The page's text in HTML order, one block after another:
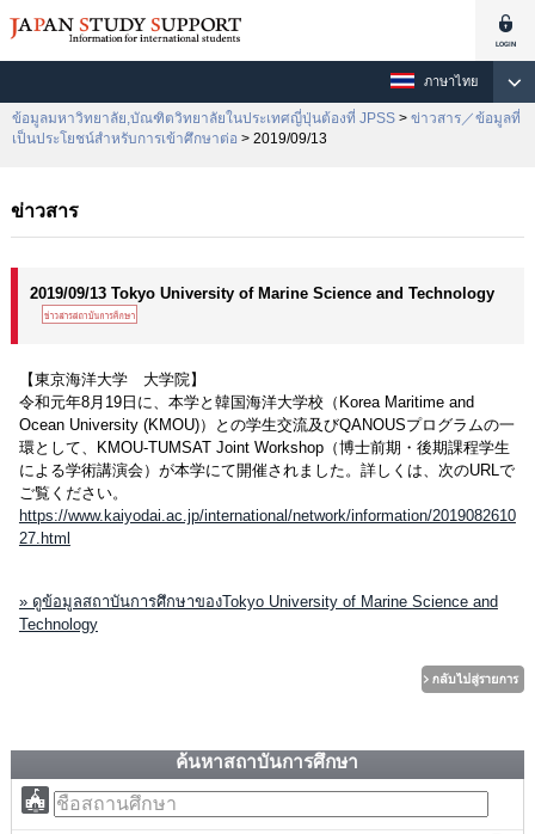
ภาษาไทย
ข้อมูลมหาวิทยาลัย,บัณฑิตวิทยาลัยในประเทศญี่ปุ่นต้องที่ JPSS > ข่าวสาร／ข้อมูลที่
เป็นประโยชน์สำหรับการเข้าศึกษาต่อ > 2019/09/13
ข่าวสาร
2019/09/13 Tokyo University of Marine Science and Technology
【東京海洋大学 大学院】
令和元年8月19日に、本学と韓国海洋大学校（Korea Maritime and
Ocean University (KMOU)）との学生交流及びQANOUSプログラムの一
環として、KMOU-TUMSAT Joint Workshop（博士前期・後期課程学生
による学術講演会）が本学にて開催されました。詳しくは、次のURLで
ご覧ください。
https://www.kaiyodai.ac.jp/international/network/information/2019082610
27.html
» ดูข้อมูลสถาบันการศึกษาของTokyo University of Marine Science and
Technology
ค้นหาสถาบันการศึกษา